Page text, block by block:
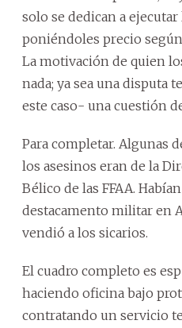
solo se dedican a ejecutar
poniéndoles precio
La motivación de quien
nada; ya sea una disputa
este caso- una cuestión
Para completar. Algunas
los asesinos eran de la
Bélico de las FFAA.
destacamento militar en
vendió a los sicarios.
El cuadro completo es
haciendo oficina bajo
contratando un servicio